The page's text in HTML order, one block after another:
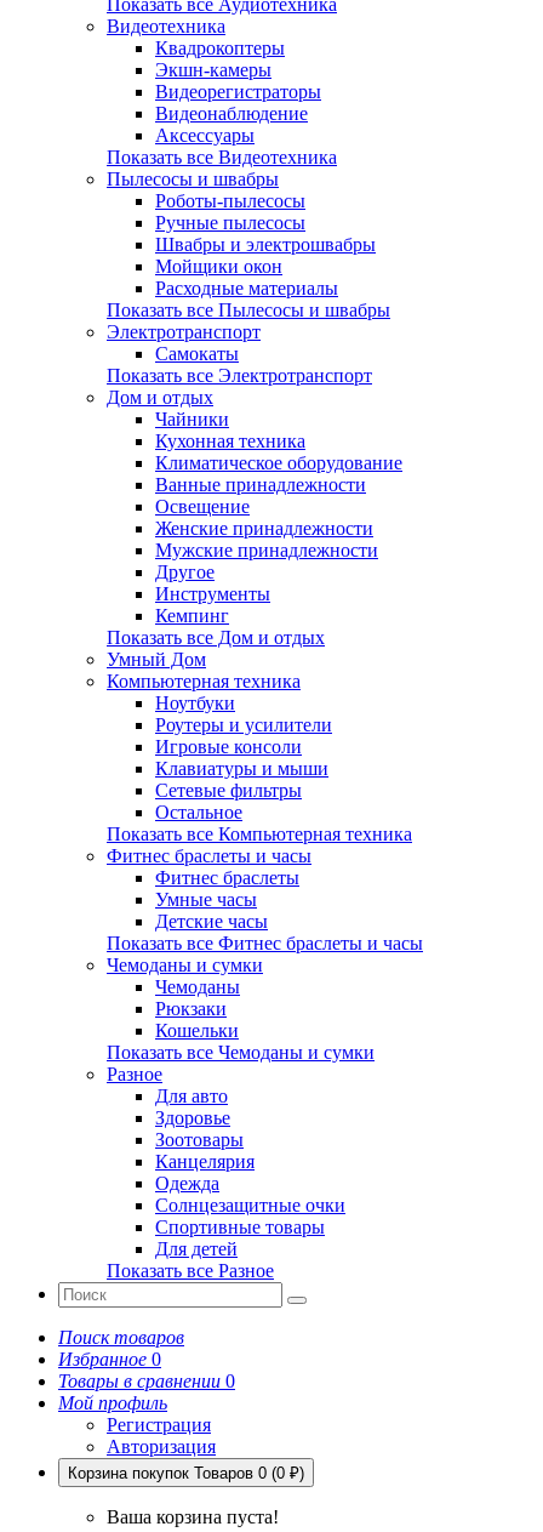
Показать все Аудиотехника
Видеотехника
Квадрокоптеры
Экшн-камеры
Видеорегистраторы
Видеонаблюдение
Аксессуары
Показать все Видеотехника
Пылесосы и швабры
Роботы-пылесосы
Ручные пылесосы
Швабры и электрошвабры
Мойщики окон
Расходные материалы
Показать все Пылесосы и швабры
Электротранспорт
Самокаты
Показать все Электротранспорт
Дом и отдых
Чайники
Кухонная техника
Климатическое оборудование
Ванные принадлежности
Освещение
Женские принадлежности
Мужские принадлежности
Другое
Инструменты
Кемпинг
Показать все Дом и отдых
Умный Дом
Компьютерная техника
Ноутбуки
Роутеры и усилители
Игровые консоли
Клавиатуры и мыши
Сетевые фильтры
Остальное
Показать все Компьютерная техника
Фитнес браслеты и часы
Фитнес браслеты
Умные часы
Детские часы
Показать все Фитнес браслеты и часы
Чемоданы и сумки
Чемоданы
Рюкзаки
Кошельки
Показать все Чемоданы и сумки
Разное
Для авто
Здоровье
Зоотовары
Канцелярия
Одежда
Солнцезащитные очки
Спортивные товары
Для детей
Показать все Разное
Поиск товаров
Избранное 0
Товары в сравнении 0
Мой профиль
Регистрация
Авторизация
Корзина покупок Товаров 0 (0 ₽)
Ваша корзина пуста!